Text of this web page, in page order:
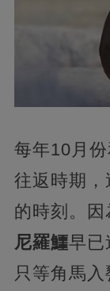
每年10月
往返時期
的時刻。
尼羅鱷早已
只等角馬入